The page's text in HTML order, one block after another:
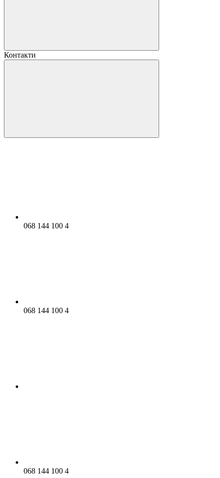
Контакти
068 144 100 4
068 144 100 4
068 144 100 4